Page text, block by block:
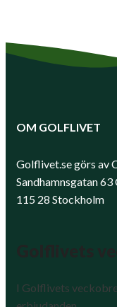
OM GOLFLIVET
Golflivet.se görs av
Sandhamnsgatan 63
115 28 Stockholm
I Golflivets